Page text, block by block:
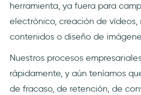
herramienta, ya fuera para
electrónico, creación de vídeos,
contenidos o diseño de
Nuestros procesos
rápidamente, y aún teníamos
de fracaso, de retención, de